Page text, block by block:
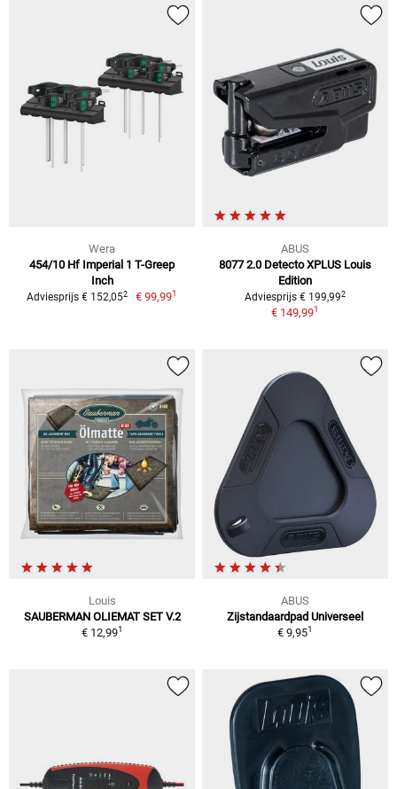
Wera
454/10 Hf Imperial 1 T-Greep
Inch
Adviesprijs € 152,052 € 99,991
ABUS
8077 2.0 Detecto XPLUS Louis
Edition
Adviesprijs € 199,992
€ 149,991
Louis
SAUBERMAN OLIEMAT SET V.2
€ 12,991
ABUS
Zijstandaardpad Universeel
€ 9,951